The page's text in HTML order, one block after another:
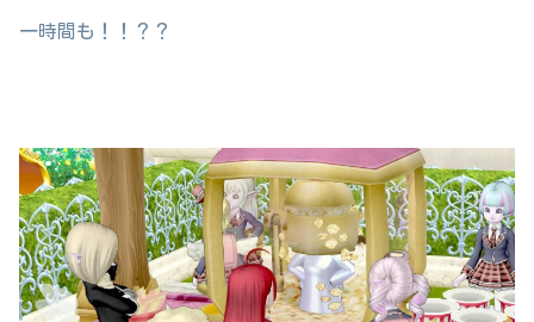
一時間も！！？？